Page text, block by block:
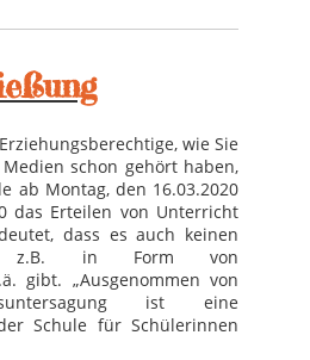
wie Sie
schon gehört haben,
ab Montag, den 16.03.2020
das Erteilen von Unterricht
dass es auch keinen
z.B. in Form von
gibt. „Ausgenommen von
ist eine
Schule für Schülerinnen